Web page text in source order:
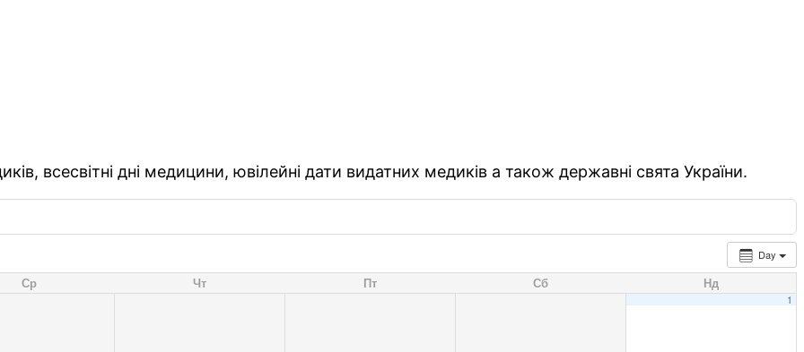
всесвітні дні медицини, ювілейні дати видатних медиків а також державні свята України.
Day
Ср Чт Пт Сб Нд
1